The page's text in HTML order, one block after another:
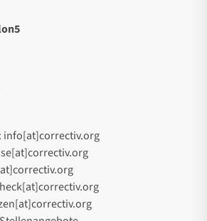
info[at]correctiv.org